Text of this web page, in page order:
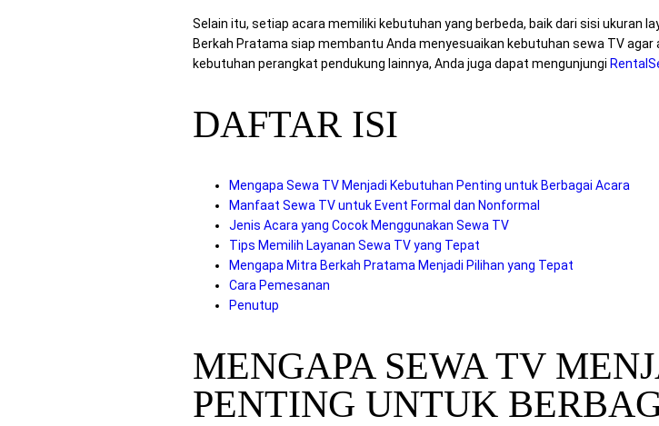
Selain itu, setiap acara memiliki kebutuhan yang berbeda, baik dari sisi ukuran
Berkah Pratama siap membantu Anda menyesuaikan kebutuhan sewa TV
kebutuhan perangkat pendukung lainnya, Anda juga dapat mengunjungi
DAFTAR ISI
Mengapa Sewa TV Menjadi Kebutuhan Penting untuk Berbagai Acara
Manfaat Sewa TV untuk Event Formal dan Nonformal
Jenis Acara yang Cocok Menggunakan Sewa TV
Tips Memilih Layanan Sewa TV yang Tepat
Mengapa Mitra Berkah Pratama Menjadi Pilihan yang Tepat
Cara Pemesanan
Penutup
MENGAPA SEWA TV
PENTING UNTUK